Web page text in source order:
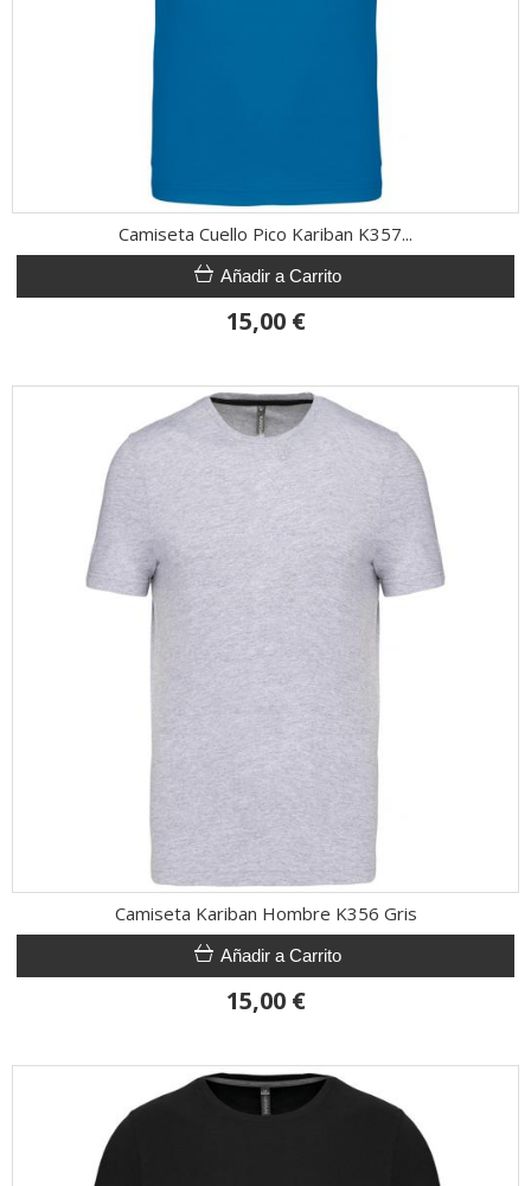
Camiseta Cuello Pico Kariban K357...
Añadir a Carrito
15,00 €
Camiseta Kariban Hombre K356 Gris
Añadir a Carrito
15,00 €